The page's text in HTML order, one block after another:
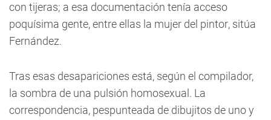
con tijeras; a esa documentación tenía acceso
poquísima gente, entre ellas la mujer del pintor, sitúa
Fernández.
Tras esas desapariciones está, según el compilador,
la sombra de una pulsión homosexual. La
correspondencia, pespunteada de dibujitos de uno y